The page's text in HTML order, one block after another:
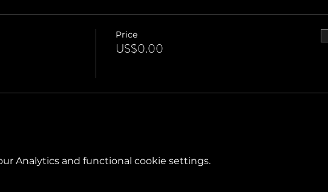
Price
US$0.00
Analytics and functional cookie settings.